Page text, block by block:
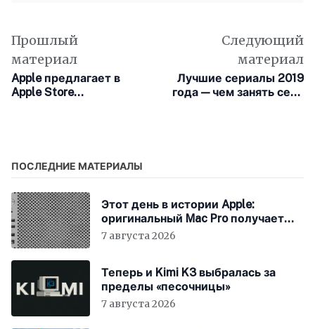
Прошлый
материал
Apple предлагает в
Apple Store
Следующий
материал
Лучшие сериалы 2019
года — чем занять себя
ПОСЛЕДНИЕ МАТЕРИАЛЫ
Этот день в истории Apple:
оригинальный Mac Pro получает
мощный процессор Intel
7 августа 2026
Теперь и Kimi K3 выбралась за
пределы «песочницы»
7 августа 2026